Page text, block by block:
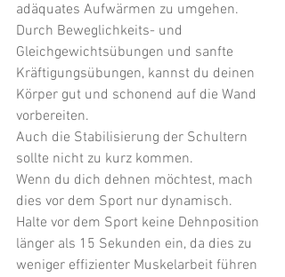
adäquates Aufwärmen zu umgehen.
Durch Beweglichkeits- und
Gleichgewichtsübungen und sanfte
Kräftigungsübungen, kannst du deinen
Körper gut und schonend auf die Wand
vorbereiten.
Auch die Stabilisierung der Schultern
sollte nicht zu kurz kommen.
Wenn du dich dehnen möchtest, mach
dies vor dem Sport nur dynamisch.
Halte vor dem Sport keine Dehnposition
länger als 15 Sekunden ein, da dies zu
weniger effizienter Muskelarbeit führen